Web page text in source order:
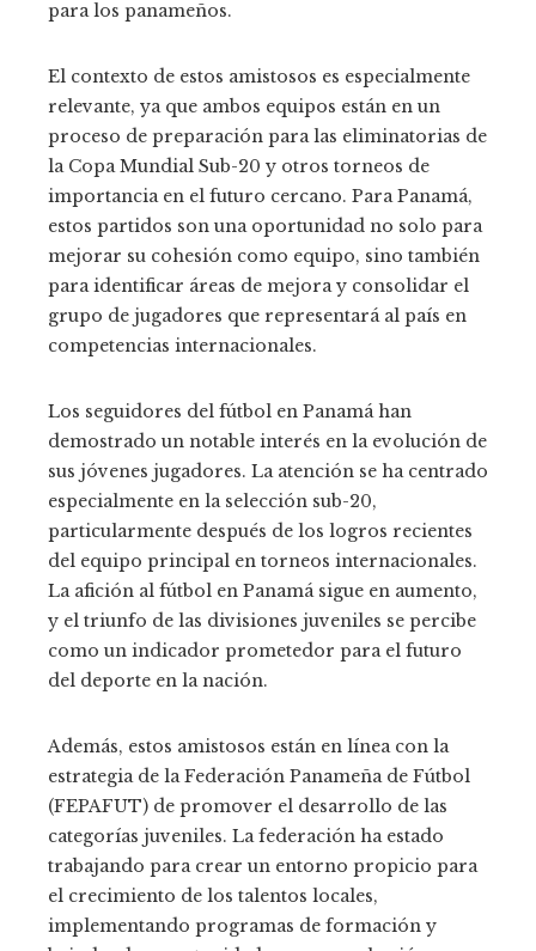
para los panameños.
El contexto de estos amistosos es especialmente
relevante, ya que ambos equipos están en un
proceso de preparación para las eliminatorias de
la Copa Mundial Sub-20 y otros torneos de
importancia en el futuro cercano. Para Panamá,
estos partidos son una oportunidad no solo para
mejorar su cohesión como equipo, sino también
para identificar áreas de mejora y consolidar el
grupo de jugadores que representará al país en
competencias internacionales.
Los seguidores del fútbol en Panamá han
demostrado un notable interés en la evolución de
sus jóvenes jugadores. La atención se ha centrado
especialmente en la selección sub-20,
particularmente después de los logros recientes
del equipo principal en torneos internacionales.
La afición al fútbol en Panamá sigue en aumento,
y el triunfo de las divisiones juveniles se percibe
como un indicador prometedor para el futuro
del deporte en la nación.
Además, estos amistosos están en línea con la
estrategia de la Federación Panameña de Fútbol
(FEPAFUT) de promover el desarrollo de las
categorías juveniles. La federación ha estado
trabajando para crear un entorno propicio para
el crecimiento de los talentos locales,
implementando programas de formación y